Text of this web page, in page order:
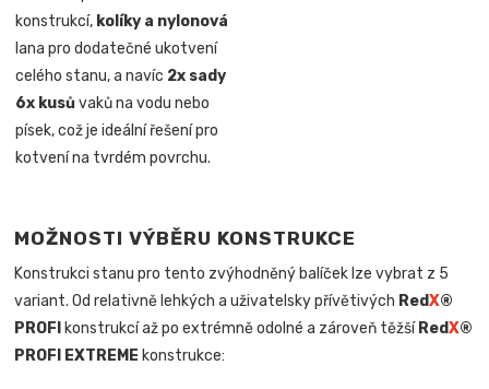
konstrukcí, kolíky a nylonová
lana pro dodatečné ukotvení
celého stanu, a navíc 2x sady
6x kusůvaků na vodu nebo
písek, což je ideální řešení pro
kotvení na tvrdém povrchu.
MOŽNOSTI VÝBĚRU KONSTRUKCE
Konstrukci stanu pro tento zvýhodněný balíček lze vybrat z 5
variant. Od relativně lehkých a uživatelsky přívětivých RedX®
PROFI konstrukcí až po extrémně odolné a zároveň těžší RedX®
PROFI EXTREME konstrukce: